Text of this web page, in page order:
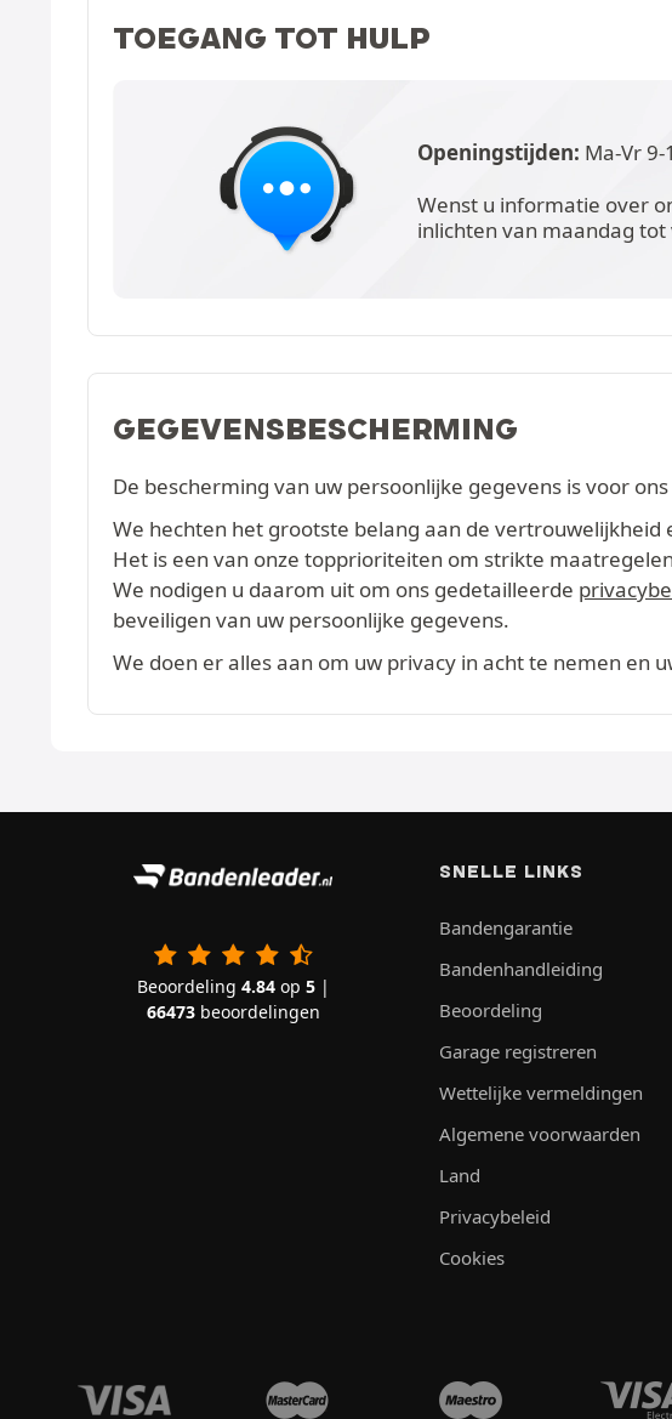
TOEGANG TOT HULP
Openingstijden: Ma-Vr
Wenst u informatie over
inlichten van maandag
GEGEVENSBESCHERMING
De bescherming van uw persoonlijke gegevens is voor
We hechten het grootste belang aan de
Het is een van onze topprioriteiten om strikte
We nodigen u daarom uit om ons gedetailleerde
beveiligen van uw persoonlijke gegevens.
We doen er alles aan om uw privacy in acht te nemen en
Beoordeling 4.84op 5|
66473beoordelingen
SNELLE LINKS
Bandengarantie
Bandenhandleiding
Beoordeling
Garage registreren
Wettelijke vermeldingen
Algemene voorwaarden
Land
Privacybeleid
Cookies